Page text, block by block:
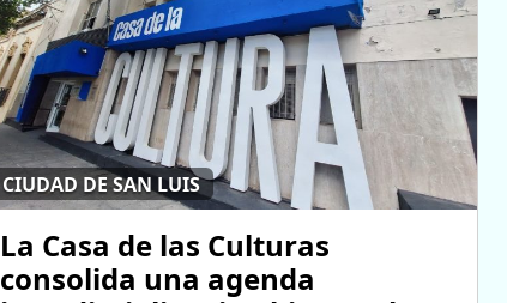
CIUDAD DE SAN LUIS
La Casa de las Culturas
consolida una agenda